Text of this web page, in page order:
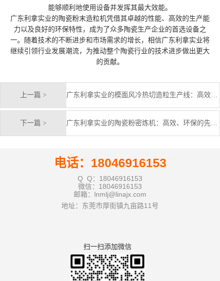
能够顺利地使用设备并发挥其最大效能。
广东利拿实业的陶瓷粉末造粒机凭借其卓越的性能、高效的生产能
力以及良好的环保特性，成为了众多陶瓷生产企业的首选设备之
一。随着技术的不断进步和市场需求的增长，相信广东利拿实业将
继续引领行业发展潮流，为推动整个陶瓷行业的技术进步做出更大
的贡献。
上一篇 > 广东利拿实业的模面风冷热切造粒生产线：高效与创新的结合
下一篇 > 广东利拿实业的陶瓷粉密炼机：高效、环保的先进设备
电话：18046916153
Q Q：18046916153
微信：18046916153
邮箱：lnmlj@linajx.com
地址：东莞市厚街镇九亩路11号
扫一扫添加微信